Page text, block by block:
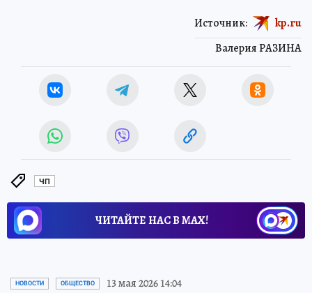
Валерия РАЗИНА
Источник: kp.ru
ЧП
ЧИТАЙТЕ НАС В МАХ!
НОВОСТИ ОБЩЕСТВО 13 мая 2026 14:04